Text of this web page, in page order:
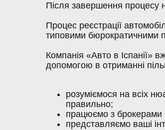
Після завершення процесу
Процес реєстрації
типовими бюрократичними
Компанія «Авто в Іспанії»
допомогою в отриманні
розуміємося на всіх
правильно;
працюємо з брокерами
представляємо ваші